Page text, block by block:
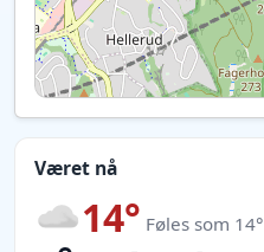
Været nå
14° Føles som 14°